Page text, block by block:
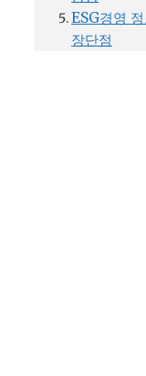
ESG경영
장단점